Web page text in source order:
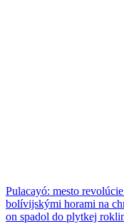
Pulacayó: mesto revolúcie
bolívijskými horami na
on spadol do plytkej